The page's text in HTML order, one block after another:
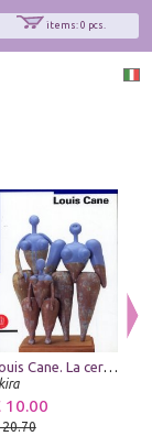
items: 0 pcs.
Louis Cane. La ceramica
10.00
20.70